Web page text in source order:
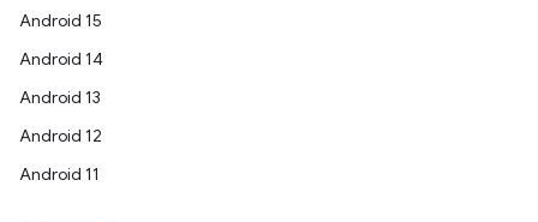
Android 15
Android 14
Android 13
Android 12
Android 11